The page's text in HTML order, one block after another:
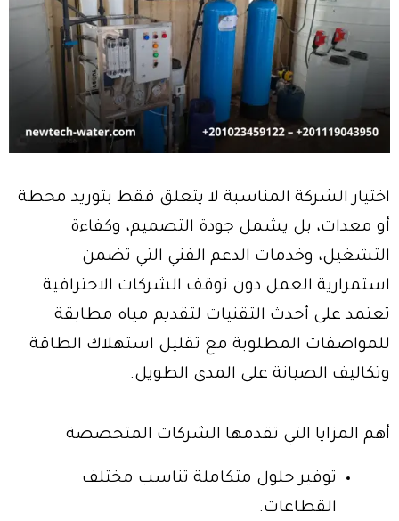
اختيار الشركة المناسبة لا يتعلق فقط بتوريد محطة
أو معدات، بل يشمل جودة التصميم، وكفاءة
التشغيل، وخدمات الدعم الفني التي تضمن
استمرارية العمل دون توقف الشركات الاحترافية
تعتمد على أحدث التقنيات لتقديم مياه مطابقة
للمواصفات المطلوبة مع تقليل استهلاك الطاقة
وتكاليف الصيانة على المدى الطويل.
أهم المزايا التي تقدمها الشركات المتخصصة
توفير حلول متكاملة تناسب مختلف
القطاعات.